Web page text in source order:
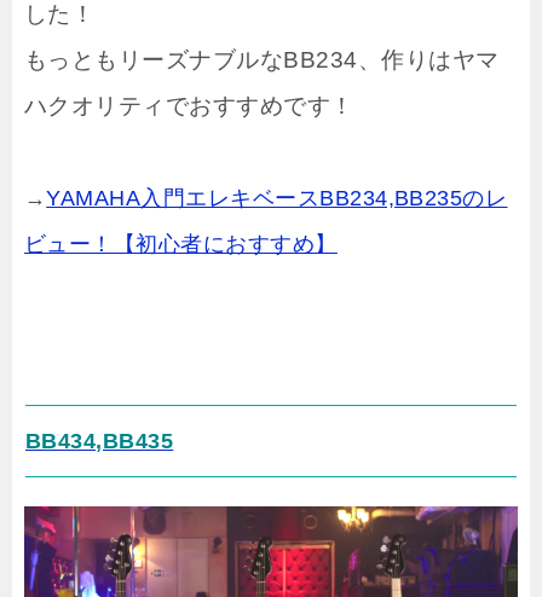
した！
もっともリーズナブルなBB234、作りはヤマ
ハクオリティでおすすめです！
→YAMAHA入門エレキベースBB234,BB235のレ
ビュー！【初心者におすすめ】
BB434,BB435